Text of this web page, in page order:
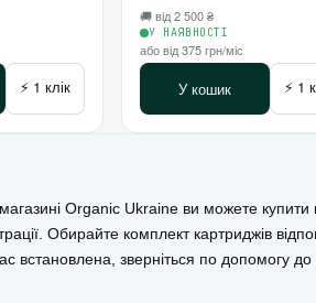
⚡ 1 клік
🚚 від 2 500 ₴
У НАЯВНОСТІ
або від 375 грн/міс
У кошик ⚡ 1
Organic Ukraine ви можете
Обирайте комплект картриджів
встановлена, зверніться по допомогу до